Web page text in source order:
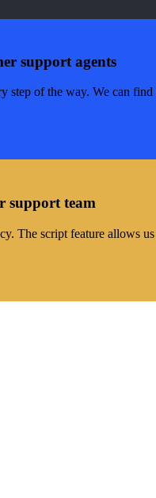
support agents
of the way. We can
support team
The script feature allows